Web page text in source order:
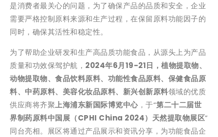
是消费者最关心的问题，为了确保产品的品质和安全，企业
需要严格控制原料来源和生产过程，在保留原料功能因子的
同时，确保其活性和稳定性。
为了帮助企业研发和生产高品质功能食品，从源头上为产品
质量和功效保驾护航， 2024年6月19-21日，植物提取物、
动物提取物、食品饮料原料、功能性食品原料、保健食品原
料、中药原料、美容化妆品原料、新兴创新原料领域的优质
供应商将齐聚上海浦东新国际博览中心，于“第二十二届世
界制药原料中国展（CPHI China 2024）天然提取物展区”
同台亮相。展区将通过产品展示和资讯分享，为功能食品企